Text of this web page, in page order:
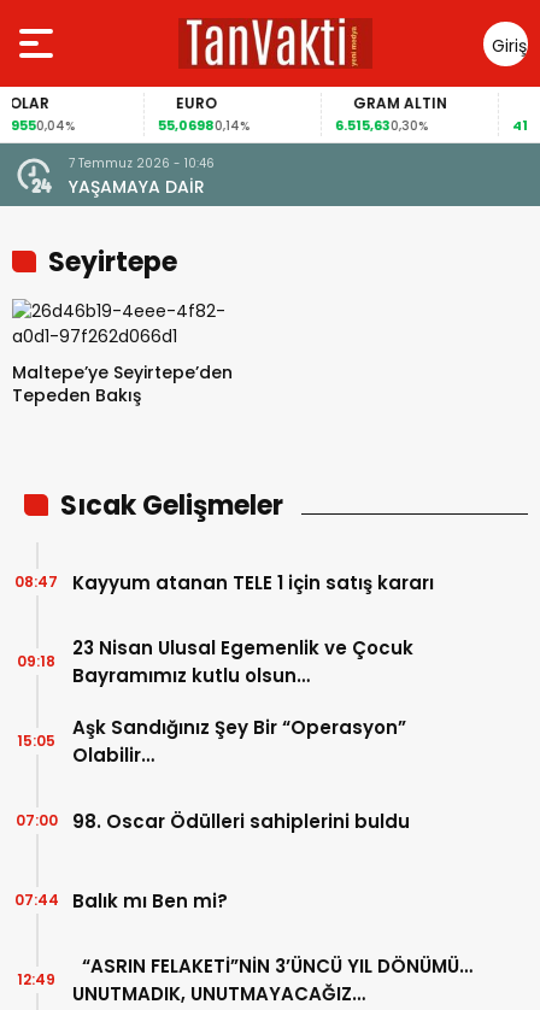
Giriş
Yap
0,04%
EURO
55,06980,14%
GRAM ALTIN
6.515,630,30% 41,60
7 Temmuz 2026 - 10:46
YAŞAMAYA DAİR
Seyirtepe
Maltepe’ye Seyirtepe’den
Tepeden Bakış
Sıcak Gelişmeler
Kayyum atanan TELE 1 için satış kararı
08:47
23 Nisan Ulusal Egemenlik ve Çocuk
Bayramımız kutlu olsun…
09:18
Aşk Sandığınız Şey Bir “Operasyon”
Olabilir…
15:05
98. Oscar Ödülleri sahiplerini buldu
07:00
Balık mı Ben mi?
07:44
“ASRIN FELAKETİ”NİN 3’ÜNCÜ YIL DÖNÜMÜ…
UNUTMADIK, UNUTMAYACAĞIZ…
12:49